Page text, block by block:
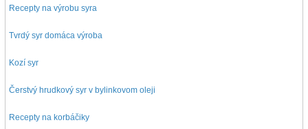
Recepty na výrobu syra
Tvrdý syr domáca výroba
Kozí syr
Čerstvý hrudkový syr v bylinkovom oleji
Recepty na korbáčiky